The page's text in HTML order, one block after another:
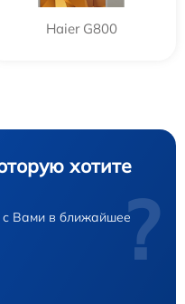
Haier G800
хотите
с Вами в ближайшее?